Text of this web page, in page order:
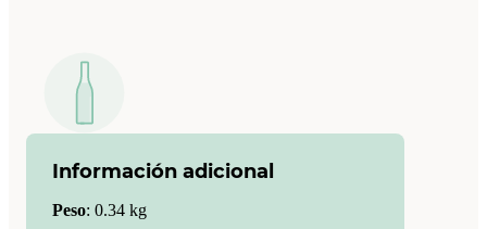
Información adicional
Peso: 0.34 kg